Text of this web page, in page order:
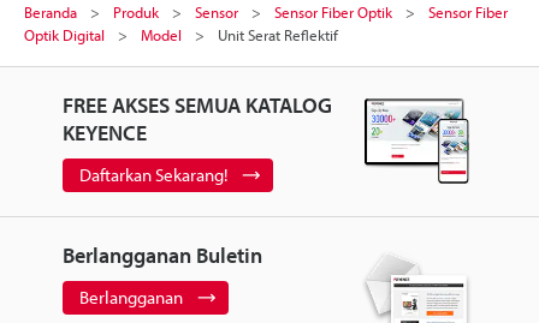
Beranda Produk Sensor Sensor Fiber Optik
Sensor Fiber
Optik Digital
Model Unit Serat Reflektif
FREE AKSES SEMUA KATALOG
KEYENCE
Daftarkan Sekarang!
Berlangganan Buletin
Berlangganan